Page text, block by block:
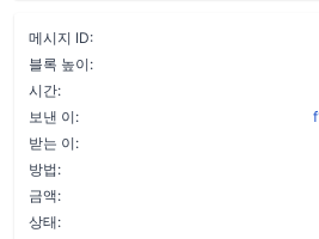
메시지 ID:
블록 높이:
시간:
보낸 이:
받는 이:
방법:
금액:
상태: